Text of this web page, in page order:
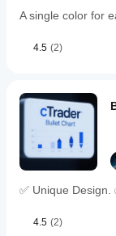
A single color for
4.5 (2)
✅ Unique Design.
4.5 (2)